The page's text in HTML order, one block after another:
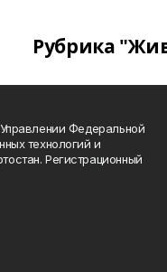
Рубрика
Федеральной
технологий и
Регистрационный